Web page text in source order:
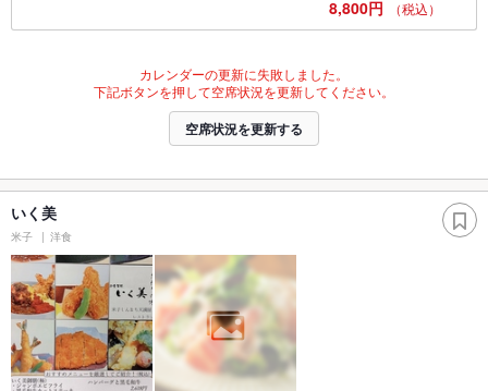
8,800円 （税込）
カレンダーの更新に失敗しました。
下記ボタンを押して空席状況を更新してください。
空席状況を更新する
いく美
米子 洋食